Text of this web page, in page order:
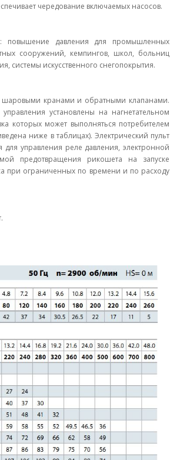
чередование включаемых насосов.
повышение давления для промышленных
сооружений, кемпингов, школ, больниц
системы искусственного снегопокрытия.
шаровыми кранами и обратными клапанами.
установлены на нагнетательном
которых может выполняться потребителем
ниже в таблицах). Электрический пульт
управления реле давления, электронной
предотвращения рикошета на запуске
при ограниченных по времени и по расходу